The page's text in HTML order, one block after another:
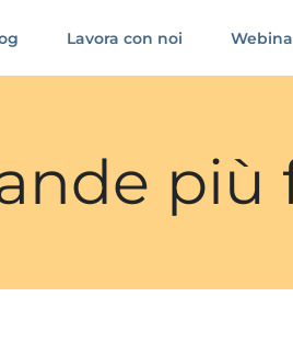
Lavora con noi